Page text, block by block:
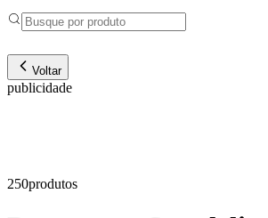
Voltar
publicidade
250produtos